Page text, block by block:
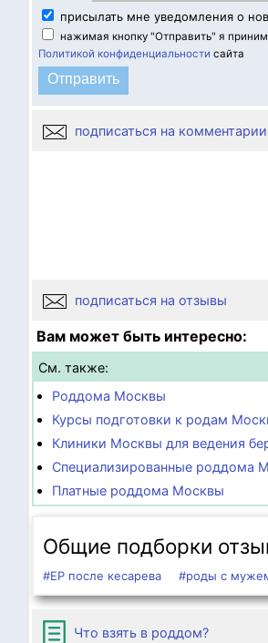
присылать мне уведомления о
нажимая кнопку "Отправить" я
Политикой конфиденциальности сайта
подписаться на
подписаться на отзывы
Вам может быть интересно:
См. также:
Роддома Москвы
Курсы подготовки к родам
Клиники Москвы для ведения
Специализированные роддома
Платные роддома Москвы
Общие подборки
#ЕР после кесарева #роды с
Что взять в роддом?